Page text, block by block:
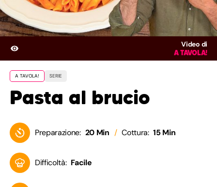
Video di
A TAVOLA!
A TAVOLA! SERIE
Pasta al brucio
Preparazione: 20 Min Cottura: 15 Min
Difficoltà: Facile